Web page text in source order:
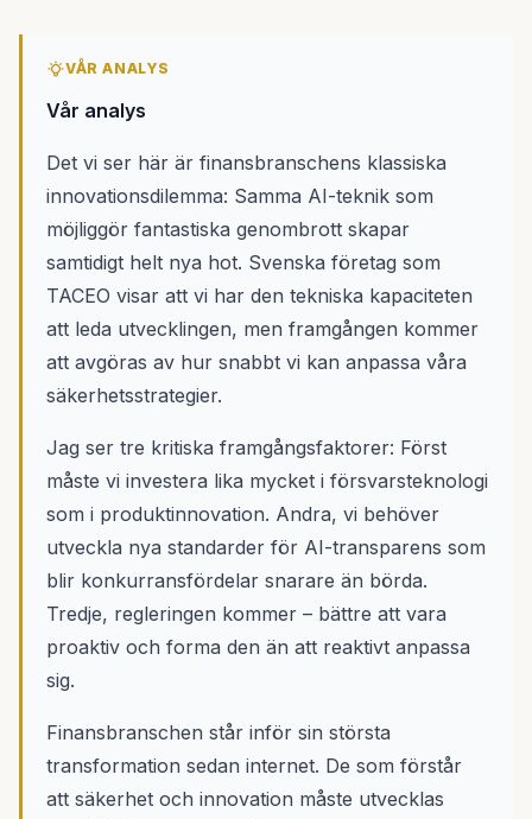
VÅR ANALYS
Vår analys
Det vi ser här är finansbranschens klassiska
innovationsdilemma: Samma AI-teknik som
möjliggör fantastiska genombrott skapar
samtidigt helt nya hot. Svenska företag som
TACEO visar att vi har den tekniska kapaciteten
att leda utvecklingen, men framgången kommer
att avgöras av hur snabbt vi kan anpassa våra
säkerhetsstrategier.
Jag ser tre kritiska framgångsfaktorer: Först
måste vi investera lika mycket i försvarsteknologi
som i produktinnovation. Andra, vi behöver
utveckla nya standarder för AI-transparens som
blir konkurransfördelar snarare än börda.
Tredje, regleringen kommer – bättre att vara
proaktiv och forma den än att reaktivt anpassa
sig.
Finansbranschen står inför sin största
transformation sedan internet. De som förstår
att säkerhet och innovation måste utvecklas